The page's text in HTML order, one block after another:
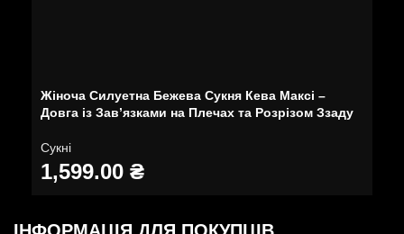
Жіноча Силуетна Бежева Сукня Кева Максі –
Довга із Зав’язками на Плечах та Розрізом Ззаду
Сукні
1,599.00 ₴
ІНФОРМАЦІЯ ДЛЯ ПОКУПЦІВ